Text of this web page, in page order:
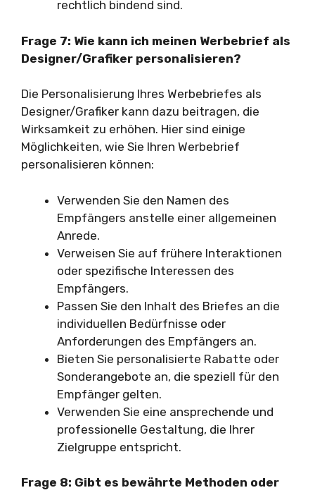
rechtlich bindend sind.
Frage 7: Wie kann ich meinen Werbebrief als
Designer/Grafiker personalisieren?
Die Personalisierung Ihres Werbebriefes als
Designer/Grafiker kann dazu beitragen, die
Wirksamkeit zu erhöhen. Hier sind einige
Möglichkeiten, wie Sie Ihren Werbebrief
personalisieren können:
Verwenden Sie den Namen des
Empfängers anstelle einer allgemeinen
Anrede.
Verweisen Sie auf frühere Interaktionen
oder spezifische Interessen des
Empfängers.
Passen Sie den Inhalt des Briefes an die
individuellen Bedürfnisse oder
Anforderungen des Empfängers an.
Bieten Sie personalisierte Rabatte oder
Sonderangebote an, die speziell für den
Empfänger gelten.
Verwenden Sie eine ansprechende und
professionelle Gestaltung, die Ihrer
Zielgruppe entspricht.
Frage 8: Gibt es bewährte Methoden oder